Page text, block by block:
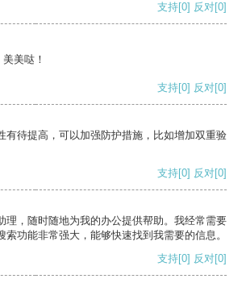
支持[0] 反对[0]
美哒！
支持[0] 反对[0]
有待提高，可以加强防护措施，比如增加双重验
支持[0] 反对[0]
理，随时随地为我的办公提供帮助。我经常需要
索功能非常强大，能够快速找到我需要的信息。
支持[0] 反对[0]